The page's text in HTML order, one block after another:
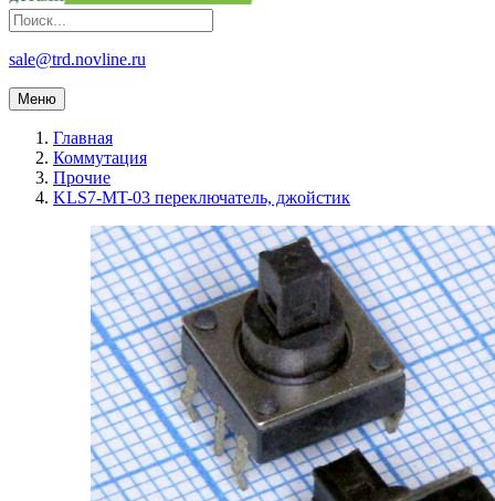
sale@trd.novline.ru
Меню
Главная
Коммутация
Прочие
KLS7-MT-03 переключатель, джойстик